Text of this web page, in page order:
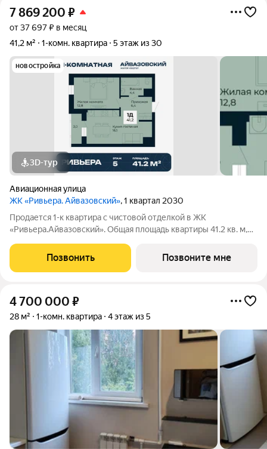
7 869 200 ₽
от 37 697 ₽ в месяц
41,2 м²
1-комн. квартира 5 этаж из 30
новостройка
3D-тур
Авиационная улица
ЖК «Ривьера. Айвазовский», 1 квартал 2030
Продается 1-к квартира с чистовой отделкой в ЖК
«Ривьера.Айвазовский». Общая площадь квартиры 41.2 кв. м,
квартал в районе Центр-Юг Екатеринбурга. Проект
ориентирован на жителей, которые
Позвонить Позвоните мне
4 700 000 ₽
28 м² 1-комн. квартира 4 этаж из 5